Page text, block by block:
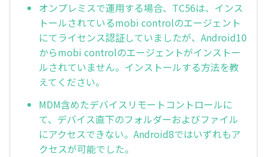
オンプレミスで運用する場合、TC56は、インス
トールされているmobi controlのエージェント
にてライセンス認証していましたが、Android10
からmobi controlのエージェントがインストー
ルされていません。インストールする方法を教
えてください。
MDM含めたデバイスリモートコントロールに
て、デバイス直下のフォルダーおよびファイル
にアクセスできない。Android8ではいずれもア
クセスが可能でした。